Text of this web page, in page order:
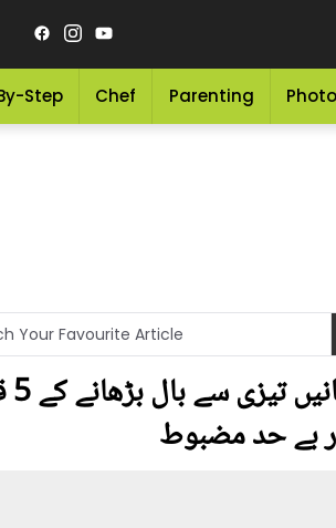
Step Chef Parenting
بے حد مضبوط